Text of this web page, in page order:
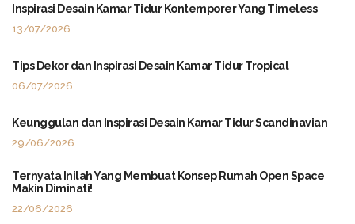
Inspirasi Desain Kamar Tidur Kontemporer Yang Timeless
13/07/2026
Tips Dekor dan Inspirasi Desain Kamar Tidur Tropical
06/07/2026
Keunggulan dan Inspirasi Desain Kamar Tidur Scandinavian
29/06/2026
Ternyata Inilah Yang Membuat Konsep Rumah Open Space
Makin Diminati!
22/06/2026